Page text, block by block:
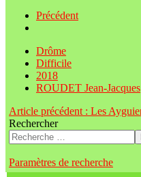
Précédent
Drôme
Difficile
2018
ROUDET Jean-Jacques
Article précédent : Les
Rechercher
Paramètres de recherche